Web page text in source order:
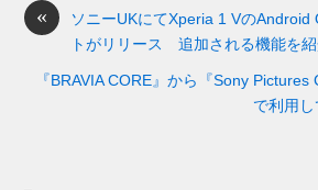
o
o
k
s
y
n
g
er
«
ソニーUKにてXperia 1 VのAndroid
トがリリース 追加される機能を
『BRAVIA CORE』から『Sony
で利用